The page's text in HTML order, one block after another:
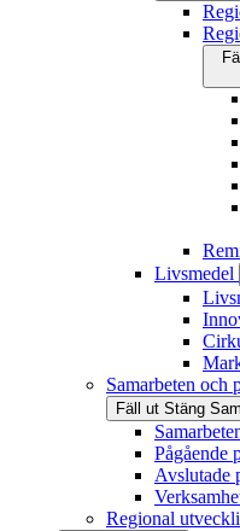
Livsmedel
Samarbeten och
Fäll ut Stäng
Pågående
Avslutade
Regional